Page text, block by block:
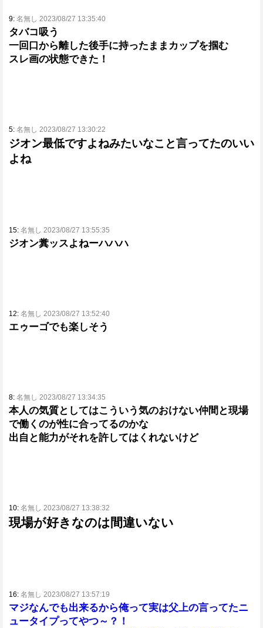
9: 名無し 2023/08/27 13:35:40
タバコ吸う
一回口から離した後手に持ったままカップを掴む
スレ画の状態できた！
5: 名無し 2023/08/27 13:30:22
ジオン最低ですよねみたいなこと言ってたのいい
よね
15: 名無し 2023/08/27 13:55:35
ジオン糞ッスよねーハハハ
12: 名無し 2023/08/27 13:52:40
エゥーゴでも楽しそう
8: 名無し 2023/08/27 13:34:35
本人の気質としてはこういう気のおけない仲間と現場
で働くのが性に合ってるのかな
出自と能力がそれを許してはくれないけど
10: 名無し 2023/08/27 13:38:32
現場が好きなのは間違いない
16: 名無し 2023/08/27 13:57:19
マジなんでも出来るから俺って実は父上の言ってたニ
ュータイプってやつ～？！